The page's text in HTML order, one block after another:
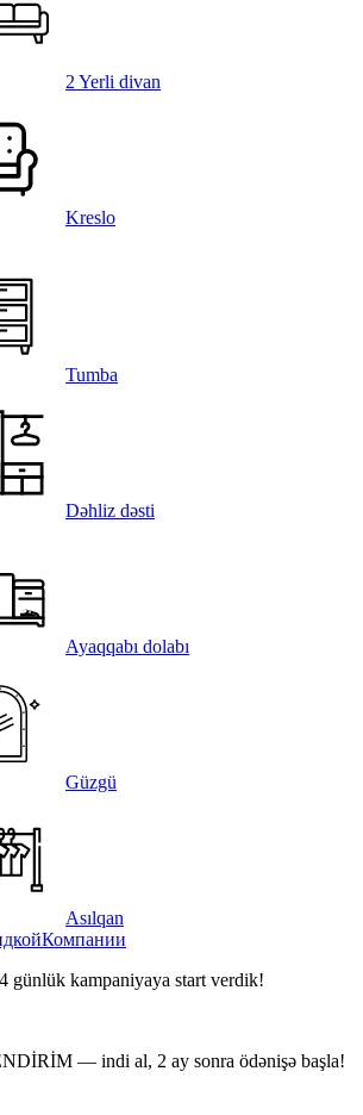
2 Yerli divan
Kreslo
Tumba
Dəhliz dəsti
Ayaqqabı dolabı
Güzgü
Asılqan
Компании
günlük kampaniyaya start verdik!
— indi al, 2 ay sonra ödənişə başla!